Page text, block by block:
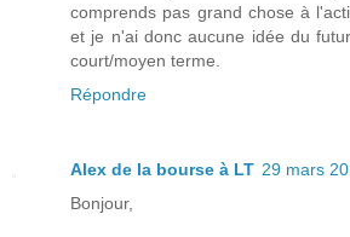
comprends pas grand chose à
et je n'ai donc aucune idée du
court/moyen terme.
Répondre
Alex de la bourse à LT 29 mars
Bonjour,